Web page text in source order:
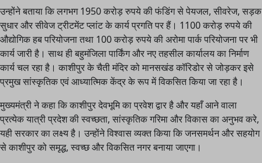
उन्होंने बताया कि लगभग 1950 करोड़ रुपये की फंडिंग से पेयजल, सीवरेज, सड़क
सुधार और सीवेज ट्रीटमेंट प्लांट के कार्य प्रगति पर हैं। 1100 करोड़ रुपये की
औद्योगिक हब परियोजना तथा 100 करोड़ रुपये की अरोमा पार्क परियोजना पर भी
कार्य जारी है। साथ ही बहुमंजिला पार्किंग और नए तहसील कार्यालय का निर्माण
कार्य चल रहा है। काशीपुर के चैती मंदिर को मानसखंड कॉरिडोर से जोड़कर इसे
प्रमुख सांस्कृतिक एवं आध्यात्मिक केंद्र के रूप में विकसित किया जा रहा है।
मुख्यमंत्री ने कहा कि काशीपुर देवभूमि का प्रवेश द्वार है और यहाँ आने वाला
प्रत्येक यात्री प्रदेश की स्वच्छता, सांस्कृतिक गरिमा और विकास का अनुभव करे,
यही सरकार का लक्ष्य है। उन्होंने विश्वास व्यक्त किया कि जनसमर्थन और सहयोग
से काशीपुर को समृद्ध, स्वच्छ और विकसित नगर बनाया जाएगा।